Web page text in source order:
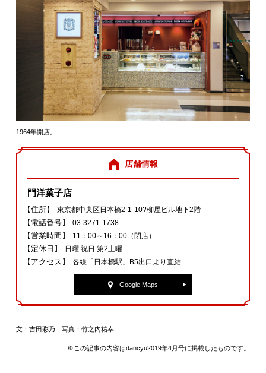
1964年開店。
店舗情報
門洋菓子店
【住所】 東京都中央区日本橋2-1-10?柳屋ビル地下2階
【電話番号】 03-3271-1738
【営業時間】 11：00～16：00（閉店）
【定休日】 日曜 祝日 第2土曜
【アクセス】 各線「日本橋駅」B5出口より直結
Google Maps
文：吉田彩乃 写真：竹之内祐幸
※この記事の内容はdancyu2019年4月号に掲載したものです。